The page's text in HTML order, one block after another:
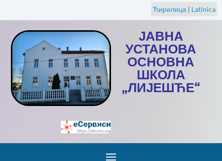
Ћирилица | Latinica
ЈАВНА
УСТАНОВА
ОСНОВНА
ШКОЛА
„ЛИЈЕШЋЕ“